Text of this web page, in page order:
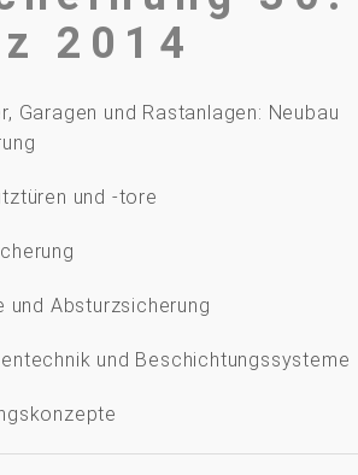
2014
Garagen und Rastanlagen: Neubau
und -tore
und Absturzsicherung
und Beschichtungssysteme